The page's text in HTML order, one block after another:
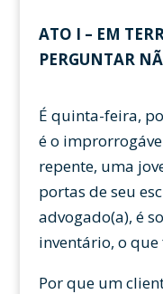
ATO I – EM
PERGUNTAR
É quinta-feira,
é o
repente, uma
portas de seu
advogado(a), é
inventário, o
Por que um